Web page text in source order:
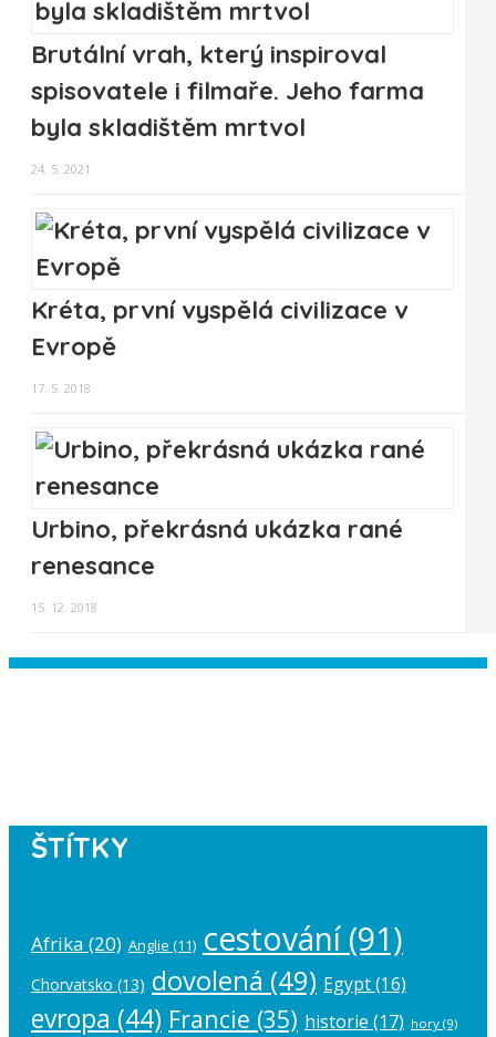
Brutální vrah, který inspiroval
spisovatele i filmaře. Jeho farma
byla skladištěm mrtvol
24. 5. 2021
Kréta, první vyspělá civilizace v
Evropě
17. 5. 2018
Urbino, překrásná ukázka rané
renesance
15. 12. 2018
ŠTÍTKY
Afrika (20) Anglie (11) cestování(91)
Chorvatsko (13) dovolená (49) Egypt(16)
evropa (44) Francie (35) historie (17) hory (9)